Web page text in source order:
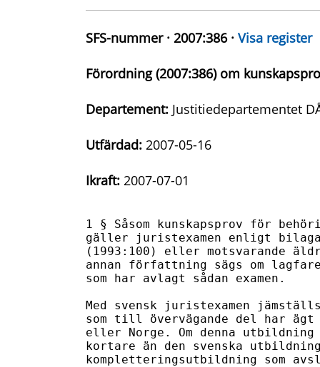
SFS-nummer · 2007:386 · Visa register
Förordning (2007:386) om
Departement: Justitiedepartementet
Utfärdad: 2007-05-16
Ikraft: 2007-07-01
1 § Såsom kunskapsprov för
gäller juristexamen enligt
(1993:100) eller motsvarande
annan författning sägs om
som har avlagt sådan examen.
Med svensk juristexamen
som till övervägande del har
eller Norge. Om denna
kortare än den svenska
kompletteringsutbildning som